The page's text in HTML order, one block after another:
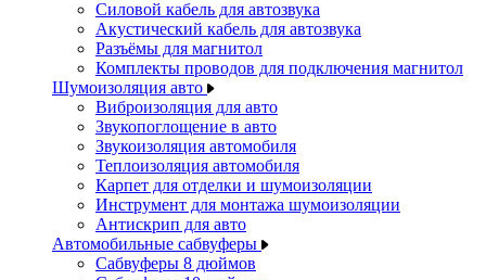
Силовой кабель для автозвука
Акустический кабель для автозвука
Разъёмы для магнитол
Комплекты проводов для подключения магнитол
Шумоизоляция авто
Виброизоляция для авто
Звукопоглощение в авто
Звукоизоляция автомобиля
Теплоизоляция автомобиля
Карпет для отделки и шумоизоляции
Инструмент для монтажа шумоизоляции
Антискрип для авто
Автомобильные сабвуферы
Сабвуферы 8 дюймов